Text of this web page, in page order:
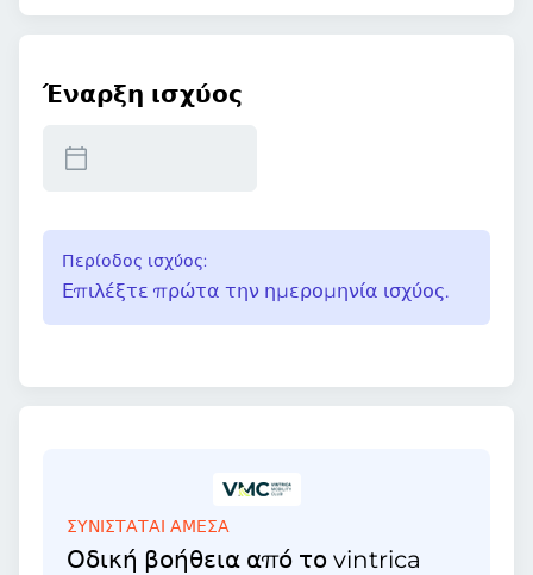
Έναρξη ισχύος
Περίοδος ισχύος:
Επιλέξτε πρώτα την ημερομηνία ισχύος.
ΣΥΝΙΣΤΑΤΑΙ ΑΜΕΣΑ
Οδική βοήθεια από το vintrica